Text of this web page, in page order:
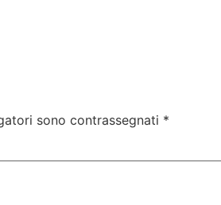
sono contrassegnati *